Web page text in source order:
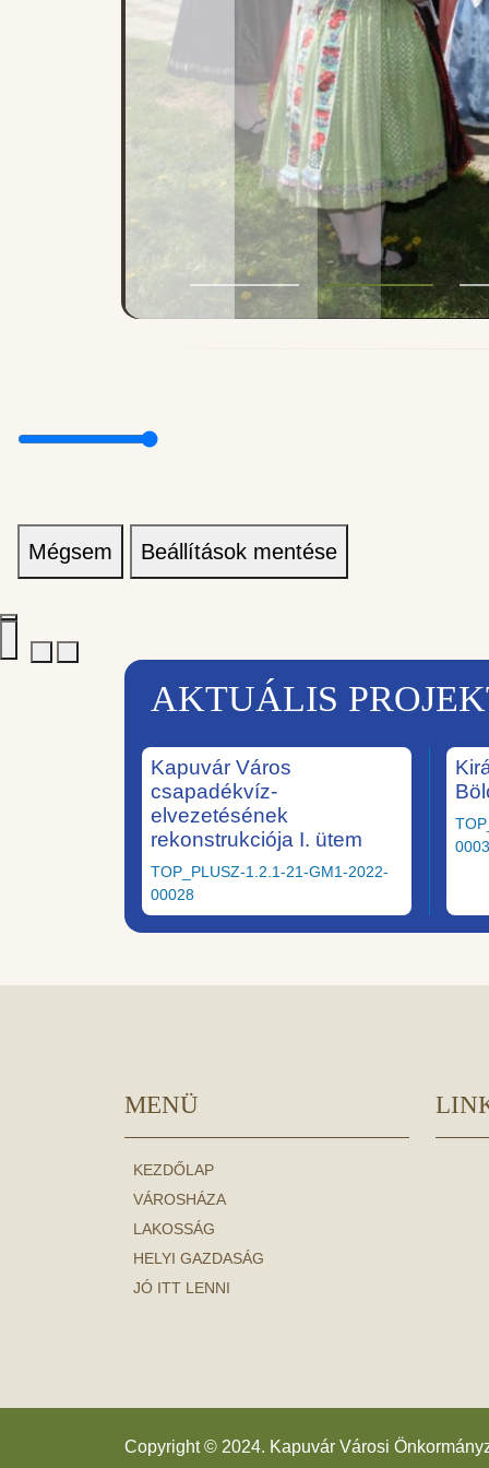
Mégsem Beállítások mentése
AKTUÁLIS
Kapuvár Város
csapadékvíz-
elvezetésének
rekonstrukciója I. ütem
TOP_PLUSZ-1.2.1-21-GM1-2022-
00028
MENÜ
KEZDŐLAP
VÁROSHÁZA
LAKOSSÁG
HELYI GAZDASÁG
JÓ ITT LENNI
Copyright © 2024. Kapuvár Városi